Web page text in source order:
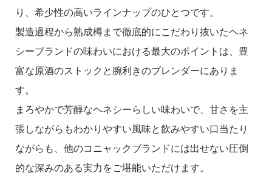
り、希少性の高いラインナップのひとつです。
製造過程から熟成樽まで徹底的にこだわり抜いたヘネ
シーブランドの味わいにおける最大のポイントは、豊
富な原酒のストックと腕利きのブレンダーにありま
す。
まろやかで芳醇なヘネシーらしい味わいで、甘さを主
張しながらもわかりやすい風味と飲みやすい口当たり
ながらも、他のコニャックブランドには出せない圧倒
的な深みのある実力をご堪能いただけます。